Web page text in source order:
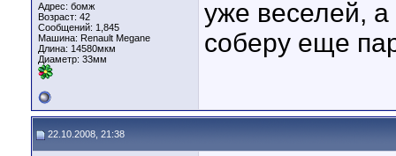
Адрес: бомж
Возраст: 42
Сообщений: 1,845
Машина: Renault Megane
Длина: 14580мкм
Диаметр: 33мм
уже веселей,
соберу еще
22.10.2008, 21:38